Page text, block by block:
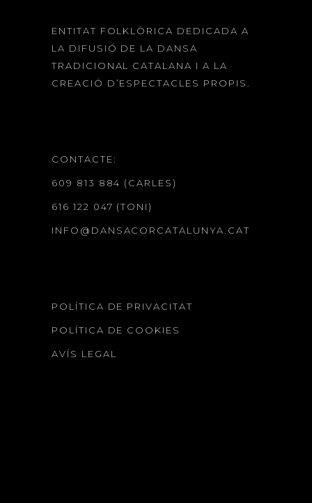
ENTITAT FOLKLÒRICA DEDICADA A
LA DIFUSIÓ DE LA DANSA
TRADICIONAL CATALANA I A LA
CREACIÓ D’ESPECTACLES PROPIS.
CONTACTE:
609 813 884 (CARLES)
616 122 047 (TONI)
INFO@DANSACORCATALUNYA.CAT
POLÍTICA DE PRIVACITAT
POLÍTICA DE COOKIES
AVÍS LEGAL